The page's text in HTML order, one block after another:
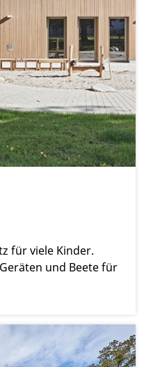
für viele Kinder.
und Beete für